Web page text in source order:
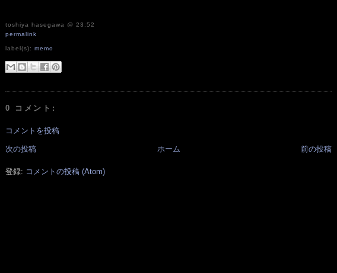
toshiya hasegawa @ 23:52
permalink
label(s):memo
0 コメント:
コメントを投稿
次の投稿 前の投稿
ホーム
登録: コメントの投稿 (Atom)